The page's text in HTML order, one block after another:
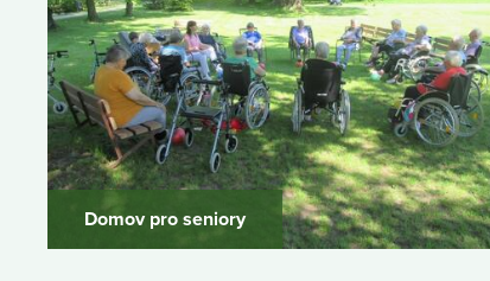
Domov pro seniory